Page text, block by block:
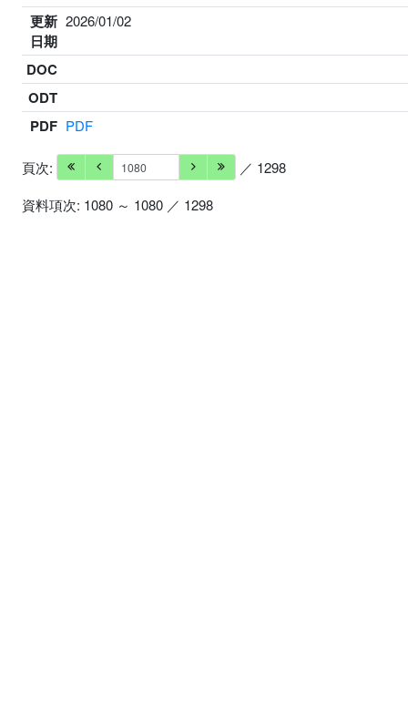
更新
日期
2026/01/02
DOC
ODT
PDF PDF
頁次:
／ 1298
資料項次: 1080 ～ 1080 ／ 1298